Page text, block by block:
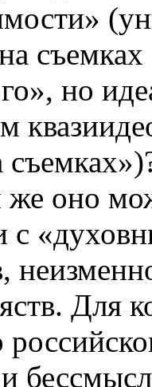
но
же оно
с
Для